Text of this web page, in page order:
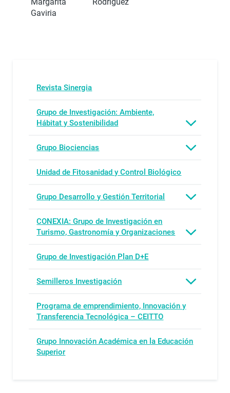
Margarita Rodríguez
Gaviria
Revista Sinergia
Grupo de Investigación: Ambiente,
Hábitat y Sostenibilidad
Grupo Biociencias
Unidad de Fitosanidad y Control Biológico
Grupo Desarrollo y Gestión Territorial
CONEXIA: Grupo de Investigación en
Turismo, Gastronomía y Organizaciones
Grupo de Investigación Plan D+E
Semilleros Investigación
Programa de emprendimiento, Innovación y
Transferencia Tecnológica – CEITTO
Grupo Innovación Académica en la Educación
Superior